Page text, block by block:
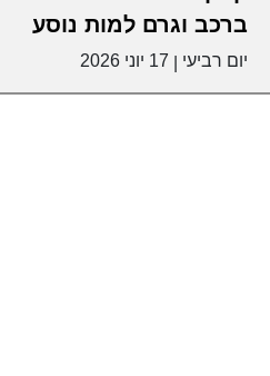
ברכב וגרם למות נוסע
יום רביעי 17 יוני 2026